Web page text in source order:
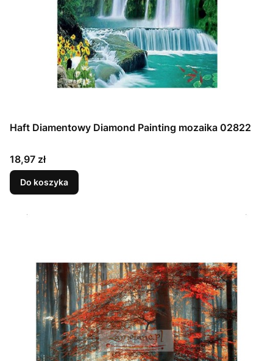
Haft Diamentowy Diamond Painting mozaika 02822
Cena
18,97 zł
Do koszyka